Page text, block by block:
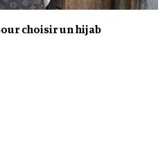
choisir un hijab